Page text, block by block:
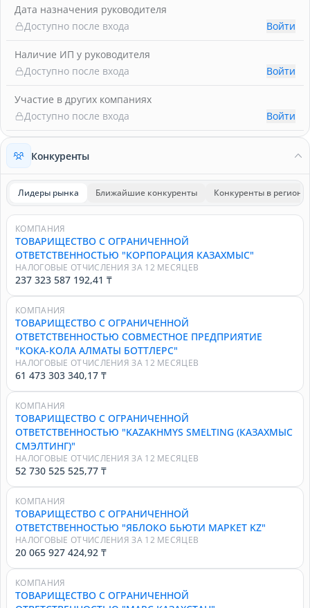
Дата назначения руководителя
Доступно после входа
Войти
Наличие ИП у руководителя
Доступно после входа
Войти
Участие в других компаниях
Доступно после входа
Войти
Конкуренты
Лидеры рынка Ближайшие конкуренты Конкуренты в регионе
КОМПАНИЯ
ТОВАРИЩЕСТВО С ОГРАНИЧЕННОЙ
ОТВЕТСТВЕННОСТЬЮ "КОРПОРАЦИЯ КАЗАХМЫС"
НАЛОГОВЫЕ ОТЧИСЛЕНИЯ ЗА 12 МЕСЯЦЕВ
237 323 587 192,41 ₸
КОМПАНИЯ
ТОВАРИЩЕСТВО С ОГРАНИЧЕННОЙ
ОТВЕТСТВЕННОСТЬЮ СОВМЕСТНОЕ ПРЕДПРИЯТИЕ
"КОКА-КОЛА АЛМАТЫ БОТТЛЕРС"
НАЛОГОВЫЕ ОТЧИСЛЕНИЯ ЗА 12 МЕСЯЦЕВ
61 473 303 340,17 ₸
КОМПАНИЯ
ТОВАРИЩЕСТВО С ОГРАНИЧЕННОЙ
ОТВЕТСТВЕННОСТЬЮ "KAZAKHMYS SMELTING (КАЗАХМЫС
СМЭЛТИНГ)"
НАЛОГОВЫЕ ОТЧИСЛЕНИЯ ЗА 12 МЕСЯЦЕВ
52 730 525 525,77 ₸
КОМПАНИЯ
ТОВАРИЩЕСТВО С ОГРАНИЧЕННОЙ
ОТВЕТСТВЕННОСТЬЮ "ЯБЛОКО БЬЮТИ МАРКЕТ KZ"
НАЛОГОВЫЕ ОТЧИСЛЕНИЯ ЗА 12 МЕСЯЦЕВ
20 065 927 424,92 ₸
КОМПАНИЯ
ТОВАРИЩЕСТВО С ОГРАНИЧЕННОЙ